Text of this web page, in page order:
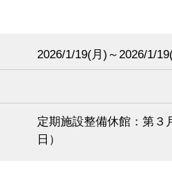
2026/1/19(月)～2026/1/
定期施設整備休館：第３
日）